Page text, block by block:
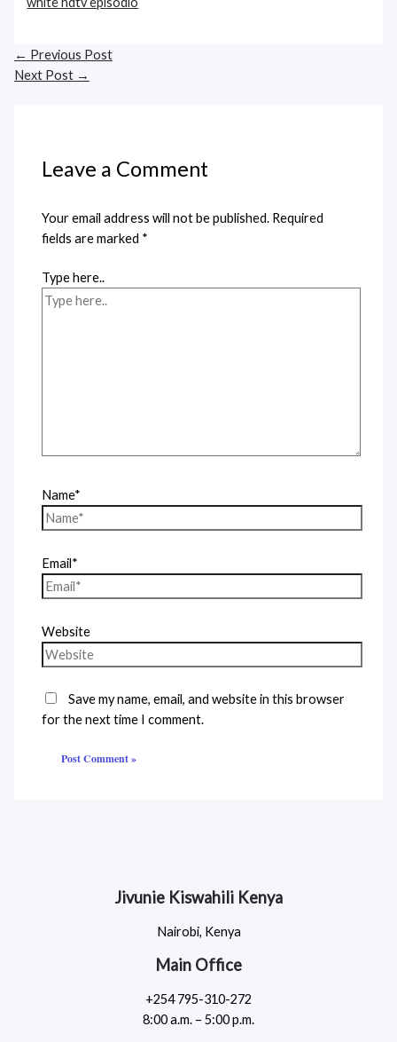
← Previous Post
Next Post →
Leave a Comment
Your email address will not be published. Required
fields are marked *
Type here..
Name*
Email*
Website
Save my name, email, and website in this browser
for the next time I comment.
Jivunie Kiswahili Kenya
Nairobi, Kenya
Main Office
+254 795-310-272
8:00 a.m. – 5:00 p.m.